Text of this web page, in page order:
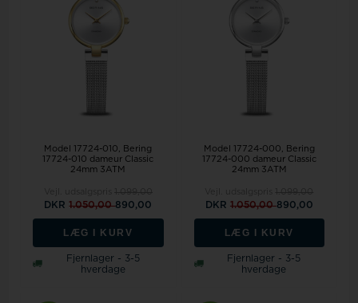
Model 17724-010
Bering
17724-010 dameur Classic
24mm 3ATM
DKR1.050,00890,00
LÆG I KURV
Fjernlager - 3-5
hverdage
Model 17724-000
Bering
17724-000 dameur Classic
24mm 3ATM
DKR 1.050,00890,00
LÆG I KURV
Fjernlager - 3-5
hverdage